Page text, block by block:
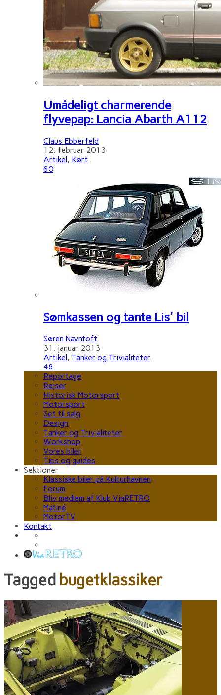
Umådeligt charmerende
flyvepap: Lancia Abarth A112
Claus Ebberfeld
12. februar 2013
Artikel, Kørt
60
Sømkassen og tante Lis' bil
Søren Navntoft
31. januar 2013
Artikel, Tanker og Trivialiteter
48
Reportage
Rejser
Historisk Motorsport
Motorsport
Set til salg
Design
Tanker og Trivialiteter
Workshop
Vores biler
Tips og guides
Sektioner
Klassiske biler på Kulturhavnen
Forum
Bliv medlem af Klub ViaRETRO
Matiné
MotorTV
Kontakt
Tagged bugetklassiker